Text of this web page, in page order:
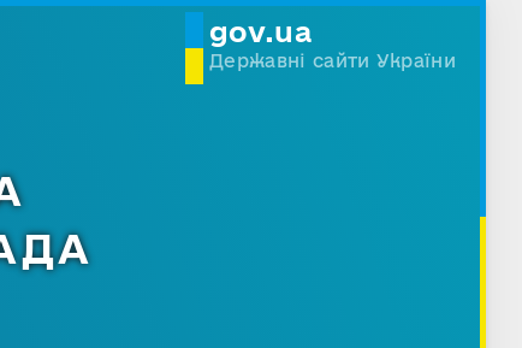
gov.ua
Державні сайти України